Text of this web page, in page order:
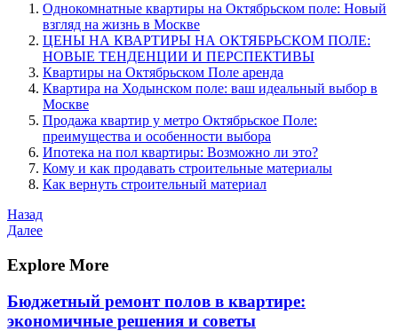
Однокомнатные квартиры на Октябрьском поле: Новый
взгляд на жизнь в Москве
ЦЕНЫ НА КВАРТИРЫ НА ОКТЯБРЬСКОМ ПОЛЕ:
НОВЫЕ ТЕНДЕНЦИИ И ПЕРСПЕКТИВЫ
Квартиры на Октябрьском Поле аренда
Квартира на Ходынском поле: ваш идеальный выбор в
Москве
Продажа квартир у метро Октябрьское Поле:
преимущества и особенности выбора
Ипотека на пол квартиры: Возможно ли это?
Кому и как продавать строительные материалы
Как вернуть строительный материал
Навигация
по
записям
Предыдущая
запись
Назад
Следующая
Далее
Explore More
Бюджетный ремонт полов в квартире:
экономичные решения и советы